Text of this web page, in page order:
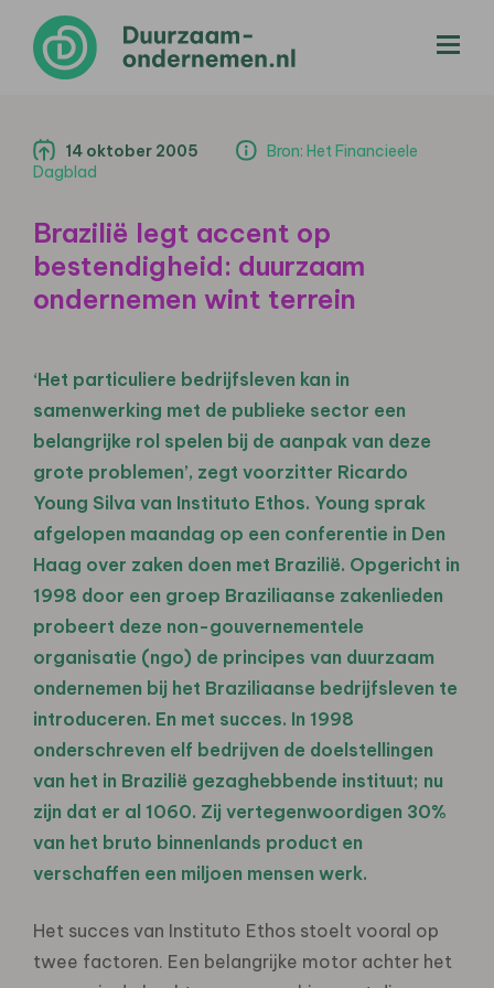
14 oktober 2005
Bron: Het Financieele
Dagblad
Brazilië legt accent op
bestendigheid: duurzaam
ondernemen wint terrein
‘Het particuliere bedrijfsleven kan in
samenwerking met de publieke sector een
belangrijke rol spelen bij de aanpak van deze
grote problemen’, zegt voorzitter Ricardo
Young Silva van Instituto Ethos. Young sprak
afgelopen maandag op een conferentie in Den
Haag over zaken doen met Brazilië. Opgericht in
1998 door een groep Braziliaanse zakenlieden
probeert deze non-gouvernementele
organisatie (ngo) de principes van duurzaam
ondernemen bij het Braziliaanse bedrijfsleven te
introduceren. En met succes. In 1998
onderschreven elf bedrijven de doelstellingen
van het in Brazilië gezaghebbende instituut; nu
zijn dat er al 1060. Zij vertegenwoordigen 30%
van het bruto binnenlands product en
verschaffen een miljoen mensen werk.
Het succes van Instituto Ethos stoelt vooral op
twee factoren. Een belangrijke motor achter het